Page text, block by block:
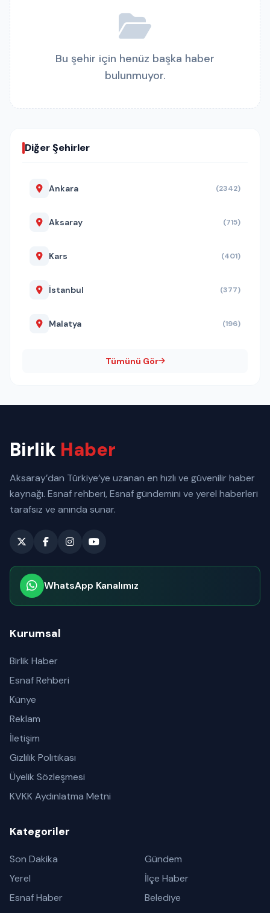
Bu şehir için henüz başka haber
bulunmuyor.
Diğer Şehirler
Ankara (2342)
Aksaray (715)
Kars (401)
İstanbul (377)
Malatya (196)
Tümünü Gör
Birlik Haber
Aksaray’dan Türkiye’ye uzanan en hızlı ve güvenilir haber
kaynağı. Esnaf rehberi, Esnaf gündemini ve yerel haberleri
tarafsız ve anında sunar.
WhatsApp Kanalımız
Kurumsal
Birlik Haber
Esnaf Rehberi
Künye
Reklam
İletişim
Gizlilik Politikası
Üyelik Sözleşmesi
KVKK Aydınlatma Metni
Kategoriler
Son Dakika
Gündem
Yerel
İlçe Haber
Esnaf Haber
Belediye